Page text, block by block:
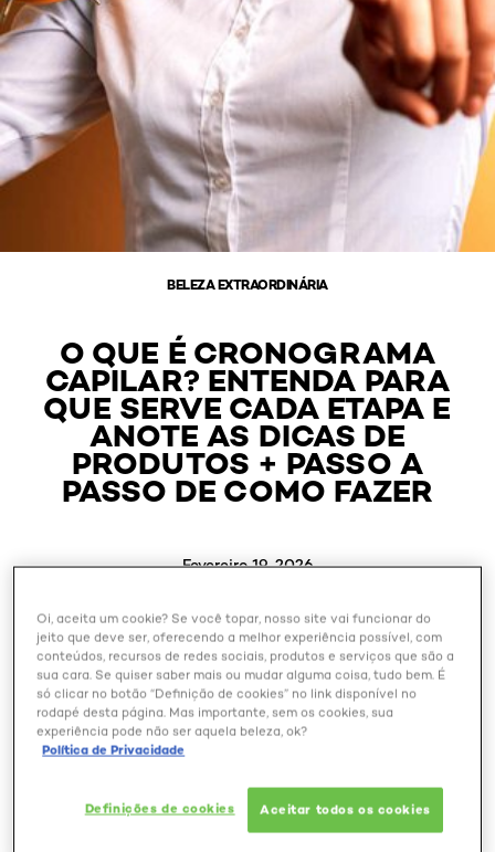
BELEZA EXTRAORDINÁRIA
O QUE É CRONOGRAMA
CAPILAR? ENTENDA PARA
QUE SERVE CADA ETAPA E
ANOTE AS DICAS DE
PRODUTOS + PASSO A
PASSO DE COMO FAZER
Fevereiro 19, 2026
O cronograma capilar é o melhor aliado para quem
precisa fazer uma recuperação completa dos cabelos
ou só quer saber como cuidar dos fios da melhor
fazer? Quais produtos usar?
Oi, aceita um cookie? Se você topar, nosso site vai funcionar do
jeito que deve ser, oferecendo a melhor experiência possível, com
conteúdos, recursos de redes sociais, produtos e serviços que são a
sua cara. Se quiser saber mais ou mudar alguma coisa, tudo bem. É
só clicar no botão “Definição de cookies” no link disponível no
rodapé desta página. Mas importante, sem os cookies, sua
experiência pode não ser aquela beleza, ok?
Política de Privacidade
Definições de cookies Aceitar todos os cookies